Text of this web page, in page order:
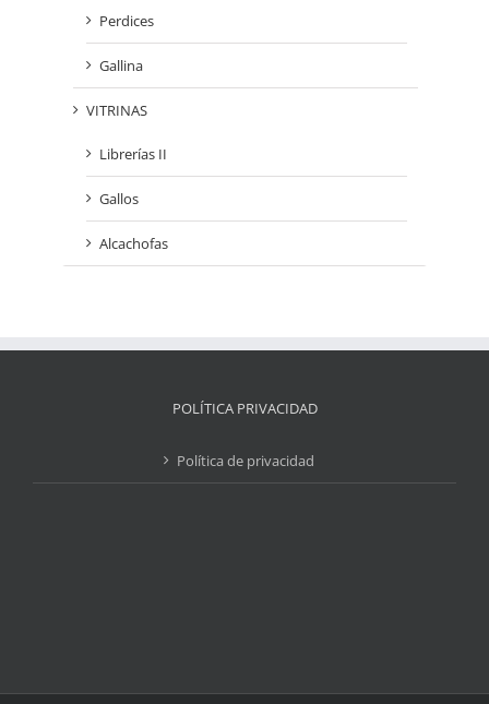
Perdices
Gallina
VITRINAS
Librerías II
Gallos
Alcachofas
POLÍTICA PRIVACIDAD
Política de privacidad